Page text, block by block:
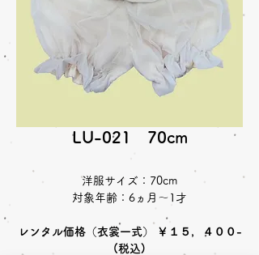
LU-021 70cm
洋服サイズ：70cm
対象年齢：6ヵ月～1才
レンタル価格（衣裳一式） ￥１５，４００-
(税込)